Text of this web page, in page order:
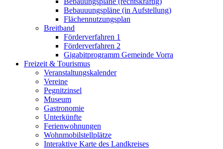
Bebauuungspläne (in Aufstellung)
Flächennutzungsplan
Breitband
Förderverfahren 1
Förderverfahren 2
Gigabitprogramm Gemeinde Vorra
Freizeit & Tourismus
Veranstaltungskalender
Vereine
Pegnitzinsel
Museum
Gastronomie
Unterkünfte
Ferienwohnungen
Wohnmobilstellplätze
Interaktive Karte des Landkreises